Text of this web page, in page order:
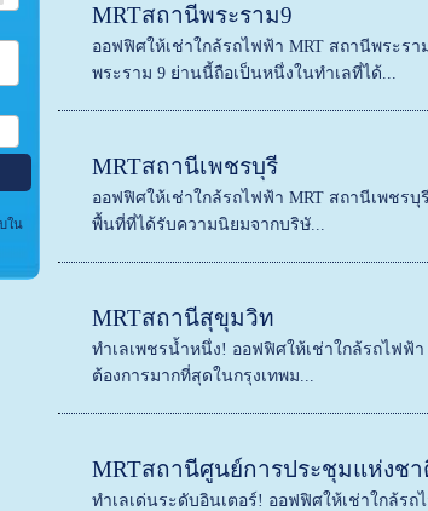
ใน
MRTสถานีพระราม9
ออฟฟิศให้เช่าใกล้รถไฟฟ้า MRT สถานีพระร
พระราม 9 ย่านนี้ถือเป็นหนึ่งในทำเลที่ได้...
MRTสถานีเพชรบุรี
ออฟฟิศให้เช่าใกล้รถไฟฟ้า MRT สถานีเพชร
พื้นที่ที่ได้รับความนิยมจากบริษั...
MRTสถานีสุขุมวิท
ทำเลเพชรน้ำหนึ่ง! ออฟฟิศให้เช่าใกล้รถไฟฟ้
ต้องการมากที่สุดในกรุงเทพม...
MRTสถานีศูนย์การประชุมแห่งช
ทำเลเด่นระดับอินเตอร์! ออฟฟิศให้เช่าใกล้ร